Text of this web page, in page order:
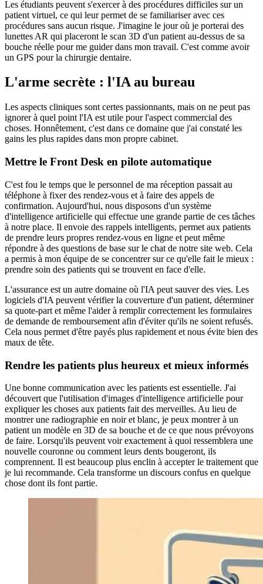
Les étudiants peuvent s'exercer à des procédures difficiles sur un
patient virtuel, ce qui leur permet de se familiariser avec ces
procédures sans aucun risque. J'imagine le jour où je porterai des
lunettes AR qui placeront le scan 3D d'un patient au-dessus de sa
bouche réelle pour me guider dans mon travail. C'est comme avoir
un GPS pour la chirurgie dentaire.
L'arme secrète : l'IA au bureau
Les aspects cliniques sont certes passionnants, mais on ne peut pas
ignorer à quel point l'IA est utile pour l'aspect commercial des
choses. Honnêtement, c'est dans ce domaine que j'ai constaté les
gains les plus rapides dans mon propre cabinet.
Mettre le Front Desk en pilote automatique
C'est fou le temps que le personnel de ma réception passait au
téléphone à fixer des rendez-vous et à faire des appels de
confirmation. Aujourd'hui, nous disposons d'un système
d'intelligence artificielle qui effectue une grande partie de ces tâches
à notre place. Il envoie des rappels intelligents, permet aux patients
de prendre leurs propres rendez-vous en ligne et peut même
répondre à des questions de base sur le chat de notre site web. Cela
a permis à mon équipe de se concentrer sur ce qu'elle fait le mieux :
prendre soin des patients qui se trouvent en face d'elle.
L'assurance est un autre domaine où l'IA peut sauver des vies. Les
logiciels d'IA peuvent vérifier la couverture d'un patient, déterminer
sa quote-part et même l'aider à remplir correctement les formulaires
de demande de remboursement afin d'éviter qu'ils ne soient refusés.
Cela nous permet d'être payés plus rapidement et nous évite bien des
maux de tête.
Rendre les patients plus heureux et mieux informés
Une bonne communication avec les patients est essentielle. J'ai
découvert que l'utilisation d'images d'intelligence artificielle pour
expliquer les choses aux patients fait des merveilles. Au lieu de
montrer une radiographie en noir et blanc, je peux montrer à un
patient un modèle en 3D de sa bouche et de ce que nous prévoyons
de faire. Lorsqu'ils peuvent voir exactement à quoi ressemblera une
nouvelle couronne ou comment leurs dents bougeront, ils
comprennent. Il est beaucoup plus enclin à accepter le traitement que
je lui recommande. Cela transforme un discours confus en quelque
chose dont ils font partie.